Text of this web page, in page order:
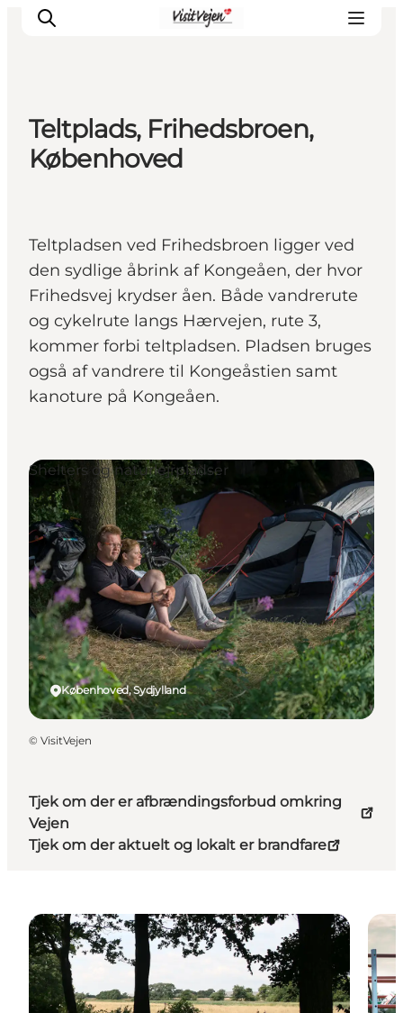
Spise
Byer
Events
Udforsk
Teltplads, Frihedsbroen,
Københoved
Teltpladsen ved Frihedsbroen ligger ved
den sydlige åbrink af Kongeåen, der hvor
Frihedsvej krydser åen. Både vandrerute
og cykelrute langs Hærvejen, rute 3,
kommer forbi teltpladsen. Pladsen bruges
også af vandrere til Kongeåstien samt
kanoture på Kongeåen.
Tjek om der er afbrændingsforbud omkring
Vejen
Tjek om der aktuelt og lokalt er brandfare
Københoved, Sydjylland
Shelters og naturlejrpladser
© VisitVejen